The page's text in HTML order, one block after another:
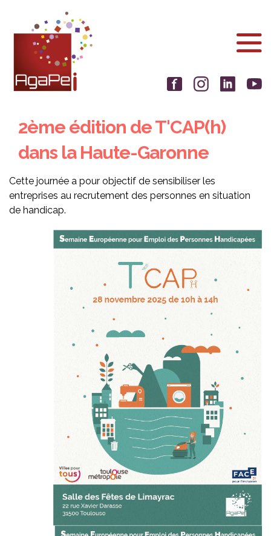
contenu
principal
2ème édition de T'CAP(h)
dans la Haute-Garonne
Cette journée a pour objectif de sensibiliser les
entreprises au recrutement des personnes en situation
de handicap.